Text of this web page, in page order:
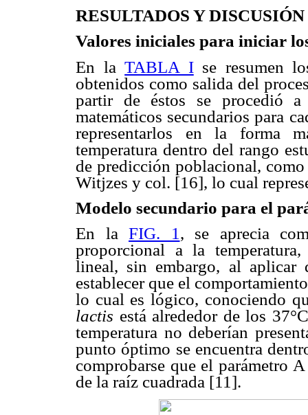
RESULTADOS Y DISCUSIÓN
Valores iniciales para iniciar
En laTABLA Ise resumen
obtenidos como salida del
partir de éstos se procedió
matemáticos secundarios para
representarlos en la forma
temperatura dentro del rango
de predicción poblacional,
Witjzes y col. [16], lo cual
Modelo secundario para el
En la FIG. 1 , se aprecia
proporcional a la
lineal, sin embargo, al aplicar
establecer que el
lo cual es lógico, conociendo
lactis está alrededor de los
temperatura no deberían
punto óptimo se encuentra
comprobarse que el parámetro
de la raíz cuadrada [11].